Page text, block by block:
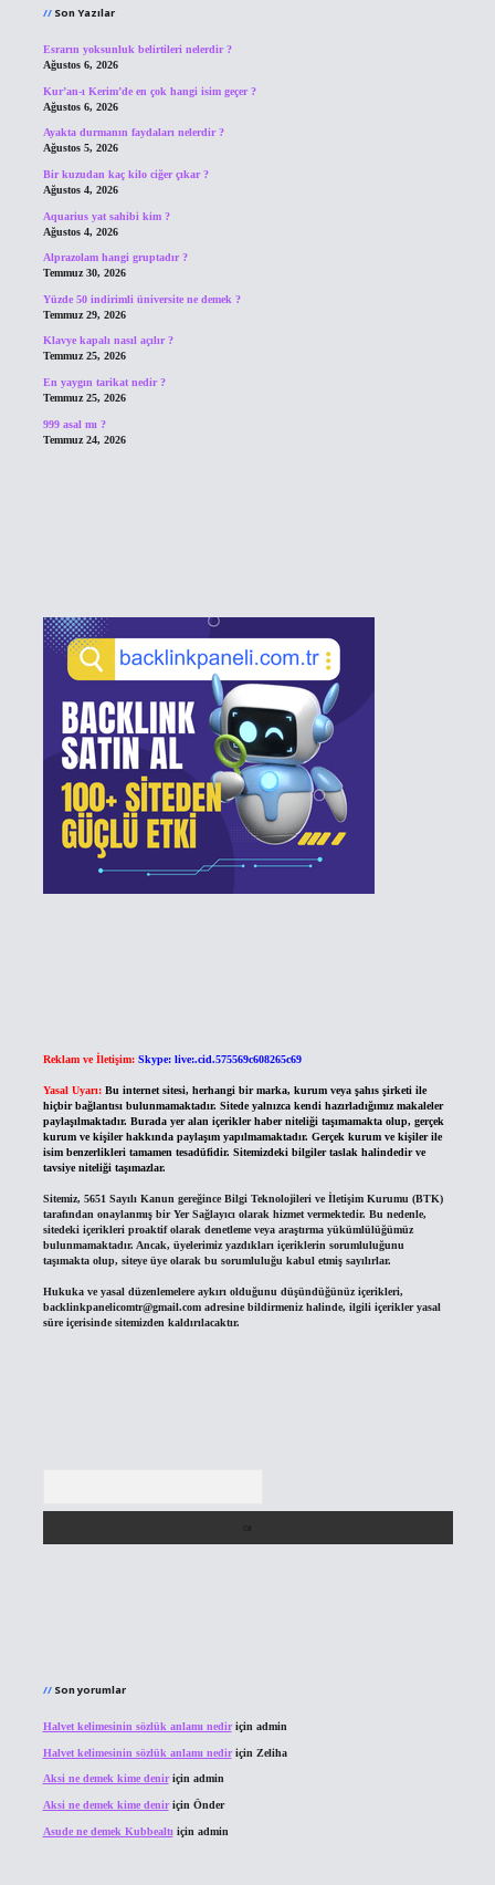
Son Yazılar
Esrarın yoksunluk belirtileri nelerdir ?
Ağustos 6, 2026
Kur’an-ı Kerim’de en çok hangi isim geçer ?
Ağustos 6, 2026
Ayakta durmanın faydaları nelerdir ?
Ağustos 5, 2026
Bir kuzudan kaç kilo ciğer çıkar ?
Ağustos 4, 2026
Aquarius yat sahibi kim ?
Ağustos 4, 2026
Alprazolam hangi gruptadır ?
Temmuz 30, 2026
Yüzde 50 indirimli üniversite ne demek ?
Temmuz 29, 2026
Klavye kapalı nasıl açılır ?
Temmuz 25, 2026
En yaygın tarikat nedir ?
Temmuz 25, 2026
999 asal mı ?
Temmuz 24, 2026
Reklam ve İletişim: Skype: live:.cid.575569c608265c69
Yasal Uyarı: Bu internet sitesi, herhangi bir marka, kurum veya şahıs şirketi ile
hiçbir bağlantısı bulunmamaktadır. Sitede yalnızca kendi hazırladığımız makaleler
paylaşılmaktadır. Burada yer alan içerikler haber niteliği taşımamakta olup, gerçek
kurum ve kişiler hakkında paylaşım yapılmamaktadır. Gerçek kurum ve kişiler ile
isim benzerlikleri tamamen tesadüfidir. Sitemizdeki bilgiler taslak halindedir ve
tavsiye niteliği taşımazlar.
Sitemiz, 5651 Sayılı Kanun gereğince Bilgi Teknolojileri ve İletişim Kurumu (BTK)
tarafından onaylanmış bir Yer Sağlayıcı olarak hizmet vermektedir. Bu nedenle,
sitedeki içerikleri proaktif olarak denetleme veya araştırma yükümlülüğümüz
bulunmamaktadır. Ancak, üyelerimiz yazdıkları içeriklerin sorumluluğunu
taşımakta olup, siteye üye olarak bu sorumluluğu kabul etmiş sayılırlar.
Hukuka ve yasal düzenlemelere aykırı olduğunu düşündüğünüz içerikleri,
backlinkpanelicomtr@gmail.comadresine bildirmeniz halinde, ilgili içerikler yasal
süre içerisinde sitemizden kaldırılacaktır.
Son yorumlar
Halvet kelimesinin sözlük anlamı nediriçin admin
Halvet kelimesinin sözlük anlamı nediriçin Zeliha
Aksi ne demek kime deniriçin admin
Aksi ne demek kime deniriçin Önder
Asude ne demek Kubbealtı için admin